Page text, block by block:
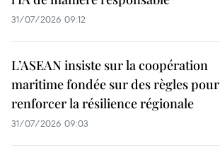
31/07/2026 09:12
L’ASEAN insiste sur la coopération
maritime fondée sur des règles pour
renforcer la résilience régionale
31/07/2026 09:03